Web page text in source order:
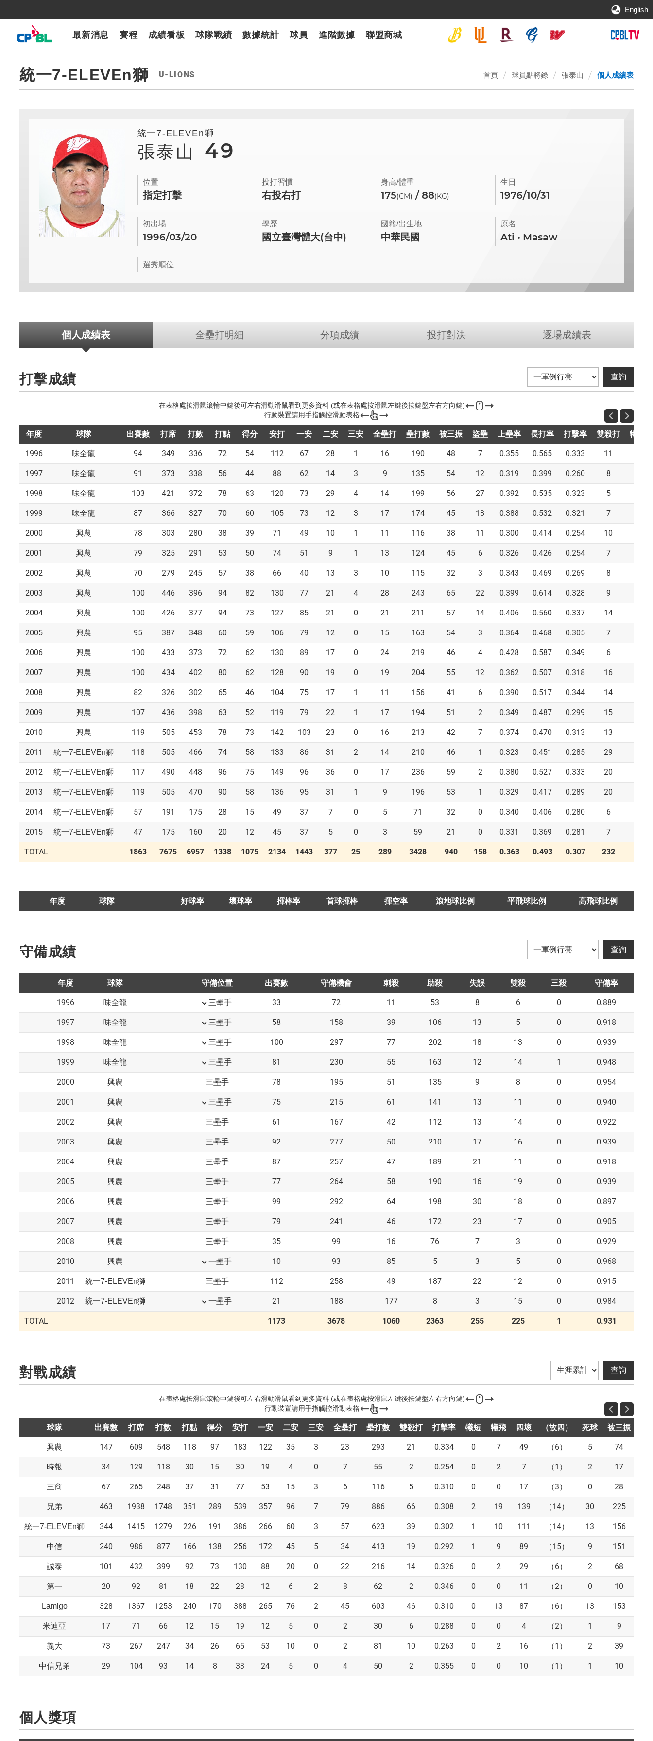
English
最新消息 賽程 成績看板 球隊戰績 數據統計 球員 進階數據 聯盟商城
7-ELEVEn獅
樂天桃猿富邦悍將 味全龍 台鋼雄鷹CPBLTV
統一7-ELEVEn獅 U-LIONS 首頁 球員點將錄 張泰山 個人成績表
統一7-ELEVEn獅
張泰山 49
位置
指定打擊
投打習慣
右投右打
身高/體重
175(CM) / 88(KG)
生日
1976/10/31
初出場
1996/03/20
學歷
國立臺灣體大(台中)
國籍/出生地
中華民國
原名
Ati ‧ Masaw
選秀順位
個人成績表 全壘打明細 分項成績 投打對決 逐場成績表
打擊成績
年度 球隊 出賽數 打席 打數 打點 得分 安打 一安 二安 三安 全壘打 壘打數 被三振 盜壘 上壘率 長打率 打擊率 雙殺打 犧短
1996 味全龍 94 349 336 72 54 112 67 28 1 16 190 48 7 0.355 0.565 0.333 11
1997 味全龍 91 373 338 56 44 88 62 14 3 9 135 54 12 0.319 0.399 0.260 8
1998 味全龍 103 421 372 78 63 120 73 29 4 14 199 56 27 0.392 0.535 0.323 5
1999 味全龍 87 366 327 70 60 105 73 12 3 17 174 45 18 0.388 0.532 0.321 7
2000 興農 78 303 280 38 39 71 49 10 1 11 116 38 11 0.300 0.414 0.254 10
2001 興農 79 325 291 53 50 74 51 9 1 13 124 45 6 0.326 0.426 0.254 7
2002 興農 70 279 245 57 38 66 40 13 3 10 115 32 3 0.343 0.469 0.269 8
2003 興農 100 446 396 94 82 130 77 21 4 28 243 65 22 0.399 0.614 0.328 9
2004 興農 100 426 377 94 73 127 85 21 0 21 211 57 14 0.406 0.560 0.337 14
2005 興農 95 387 348 60 59 106 79 12 0 15 163 54 3 0.364 0.468 0.305 7
2006 興農 100 433 373 72 62 130 89 17 0 24 219 46 4 0.428 0.587 0.349 6
2007 興農 100 434 402 80 62 128 90 19 0 19 204 55 12 0.362 0.507 0.318 16
2008 興農 82 326 302 65 46 104 75 17 1 11 156 41 6 0.390 0.517 0.344 14
2009 興農 107 436 398 63 52 119 79 22 1 17 194 51 2 0.349 0.487 0.299 15
2010 興農 119 505 453 78 73 142 103 23 0 16 213 42 7 0.374 0.470 0.313 13
2011 統一7-ELEVEn獅 118 505 466 74 58 133 86 31 2 14 210 46 1 0.323 0.451 0.285 29
2012 統一7-ELEVEn獅 117 490 448 96 75 149 96 36 0 17 236 59 2 0.380 0.527 0.333 20
2013 統一7-ELEVEn獅 119 505 470 90 58 136 95 31 1 9 196 53 1 0.329 0.417 0.289 20
2014 統一7-ELEVEn獅 57 191 175 28 15 49 37 7 0 5 71 32 0 0.340 0.406 0.280 6
2015 統一7-ELEVEn獅 47 175 160 20 12 45 37 5 0 3 59 21 0 0.331 0.369 0.281 7
TOTAL 1863 7675 6957 1338 1075 2134 1443 377 25 289 3428 940 158 0.363 0.493 0.307 232
年度 球隊 好球率 壞球率 揮棒率 首球揮棒 揮空率 滾地球比例 平飛球比例 高飛球比例
守備成績
年度 球隊 守備位置 出賽數 守備機會 刺殺 助殺 失誤 雙殺 三殺 守備率
1996 味全龍 三壘手 33 72 11 53 8 6 0 0.889
1997 味全龍 三壘手 58 158 39 106 13 5 0 0.918
1998 味全龍 三壘手 100 297 77 202 18 13 0 0.939
1999 味全龍 三壘手 81 230 55 163 12 14 1 0.948
2000 興農 三壘手 78 195 51 135 9 8 0 0.954
2001 興農 三壘手 75 215 61 141 13 11 0 0.940
2002 興農 三壘手 61 167 42 112 13 14 0 0.922
2003 興農 三壘手 92 277 50 210 17 16 0 0.939
2004 興農 三壘手 87 257 47 189 21 11 0 0.918
2005 興農 三壘手 77 264 58 190 16 19 0 0.939
2006 興農 三壘手 99 292 64 198 30 18 0 0.897
2007 興農 三壘手 79 241 46 172 23 17 0 0.905
2008 興農 三壘手 35 99 16 76 7 3 0 0.929
2010 興農 一壘手 10 93 85 5 3 5 0 0.968
2011 統一7-ELEVEn獅 三壘手 112 258 49 187 22 12 0 0.915
2012 統一7-ELEVEn獅 一壘手 21 188 177 8 3 15 0 0.984
TOTAL 1173 3678 1060 2363 255 225 1 0.931
對戰成績
球隊 出賽數 打席 打數 打點 得分 安打 一安 二安 三安 全壘打 壘打數 雙殺打 打擊率 犧短 犧飛 四壞 （故四） 死球 被三振
興農 147 609 548 118 97 183 122 35 3 23 293 21 0.334 0 7 49 （6） 5 74
時報 34 129 118 30 15 30 19 4 0 7 55 2 0.254 0 2 7 （1） 2 17
三商 67 265 248 37 31 77 53 15 3 6 116 5 0.310 0 0 17 （3） 0 28
兄弟 463 1938 1748 351 289 539 357 96 7 79 886 66 0.308 2 19 139 （14） 30 225
統一7-ELEVEn獅 344 1415 1279 226 191 386 266 60 3 57 623 39 0.302 1 10 111 （14） 13 156
中信 240 986 877 166 138 256 172 45 5 34 413 19 0.292 1 9 89 （15） 9 151
誠泰 101 432 399 92 73 130 88 20 0 22 216 14 0.326 0 2 29 （6） 2 68
第一 20 92 81 18 22 28 12 6 2 8 62 2 0.346 0 0 11 （2） 0 10
Lamigo 328 1367 1253 240 170 388 265 76 2 45 603 46 0.310 0 13 87 （6） 13 153
米迪亞 17 71 66 12 15 19 12 5 0 2 30 6 0.288 0 0 4 （2） 1 9
義大 73 267 247 34 26 65 53 10 0 2 81 10 0.263 0 2 16 （1） 2 39
中信兄弟 29 104 93 14 8 33 24 5 0 4 50 2 0.355 0 0 10 （1） 1 10
個人獎項